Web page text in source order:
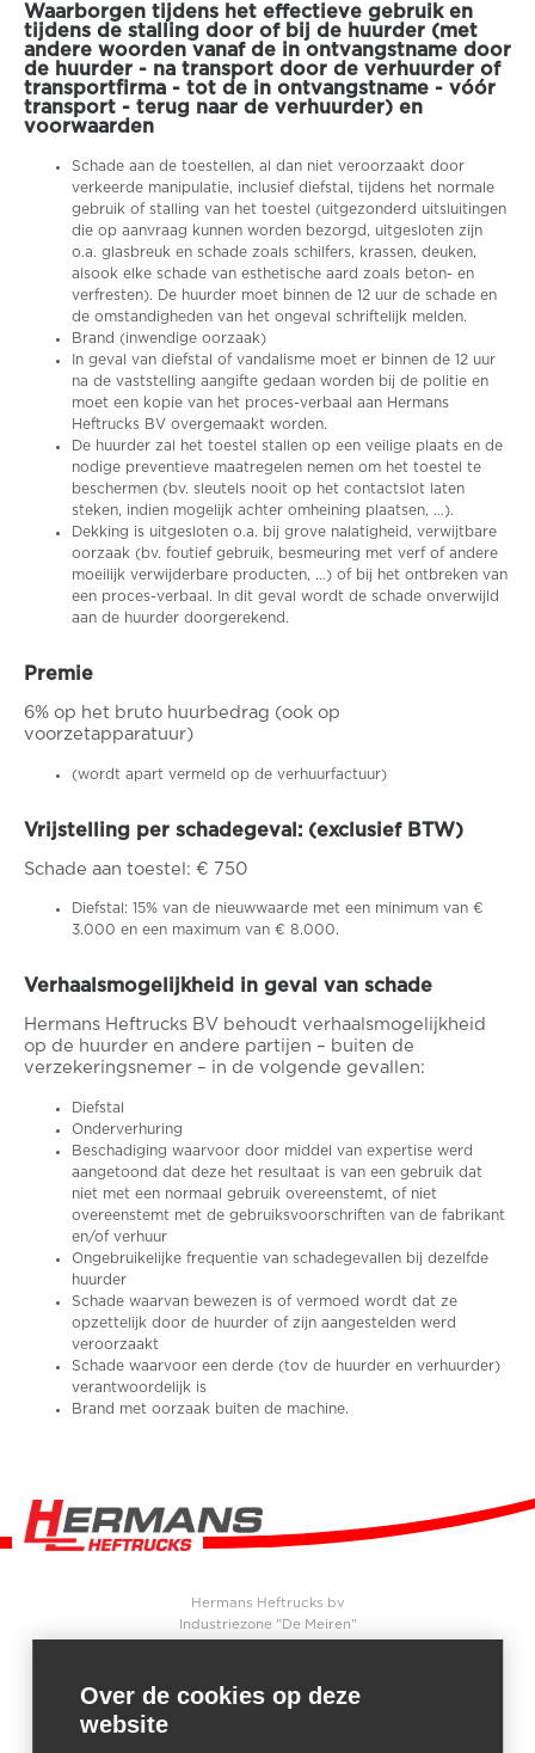
Over de cookies op deze
website
Waarborgen tijdens het effectieve gebruik en
tijdens de stalling door of bij de huurder (met
andere woorden vanaf de in ontvangstname door
de huurder - na transport door de verhuurder of
transportfirma - tot de in ontvangstname - vóór
transport - terug naar de verhuurder) en
voorwaarden
Schade aan de toestellen, al dan niet veroorzaakt door
verkeerde manipulatie, inclusief diefstal, tijdens het normale
gebruik of stalling van het toestel (uitgezonderd uitsluitingen
die op aanvraag kunnen worden bezorgd, uitgesloten zijn
o.a. glasbreuk en schade zoals schilfers, krassen, deuken,
alsook elke schade van esthetische aard zoals beton- en
verfresten). De huurder moet binnen de 12 uur de schade en
de omstandigheden van het ongeval schriftelijk melden.
Brand (inwendige oorzaak)
In geval van diefstal of vandalisme moet er binnen de 12 uur
na de vaststelling aangifte gedaan worden bij de politie en
moet een kopie van het proces-verbaal aan Hermans
Heftrucks BV overgemaakt worden.
De huurder zal het toestel stallen op een veilige plaats en de
nodige preventieve maatregelen nemen om het toestel te
beschermen (bv. sleutels nooit op het contactslot laten
steken, indien mogelijk achter omheining plaatsen, …).
Dekking is uitgesloten o.a. bij grove nalatigheid, verwijtbare
oorzaak (bv. foutief gebruik, besmeuring met verf of andere
moeilijk verwijderbare producten, …) of bij het ontbreken van
een proces-verbaal. In dit geval wordt de schade onverwijld
aan de huurder doorgerekend.
Premie
6% op het bruto huurbedrag (ook op
voorzetapparatuur)
(wordt apart vermeld op de verhuurfactuur)
Vrijstelling per schadegeval: (exclusief BTW)
Schade aan toestel: € 750
Diefstal: 15% van de nieuwwaarde met een minimum van €
3.000 en een maximum van € 8.000.
Verhaalsmogelijkheid in geval van schade
Hermans Heftrucks BV behoudt verhaalsmogelijkheid
op de huurder en andere partijen – buiten de
verzekeringsnemer – in de volgende gevallen:
Diefstal
Onderverhuring
Beschadiging waarvoor door middel van expertise werd
aangetoond dat deze het resultaat is van een gebruik dat
niet met een normaal gebruik overeenstemt, of niet
overeenstemt met de gebruiksvoorschriften van de fabrikant
en/of verhuur
Ongebruikelijke frequentie van schadegevallen bij dezelfde
huurder
Schade waarvan bewezen is of vermoed wordt dat ze
opzettelijk door de huurder of zijn aangestelden werd
veroorzaakt
Schade waarvoor een derde (tov de huurder en verhuurder)
verantwoordelijk is
Brand met oorzaak buiten de machine.
Hermans Heftrucks bv
Industriezone "De Meiren"
Belgium